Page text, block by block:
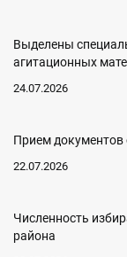
Выделены
агитационных
24.07.2026
Прием документов
22.07.2026
Численность
района